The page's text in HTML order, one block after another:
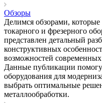
Обзоры
Делимся обзорами,
токарного и фрезерного
представлен детальный
конструктивных
возможностей
Данные публикации
оборудования для
выбрать оптимальные
металлообработки.